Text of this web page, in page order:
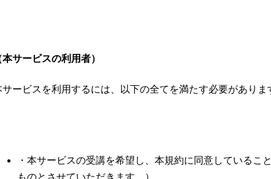
サービスの利用者）
サービスを利用するには、以下の全てを満たす必要がありま
・本サービスの受講を希望し、本規約に同意している